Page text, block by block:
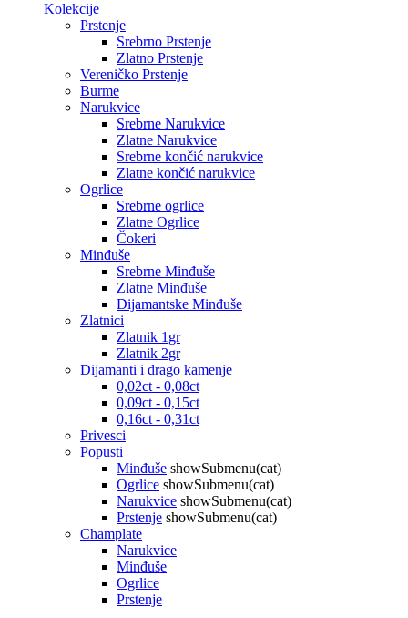
Kolekcije
Prstenje
Srebrno Prstenje
Zlatno Prstenje
Vereničko Prstenje
Burme
Narukvice
Srebrne Narukvice
Zlatne Narukvice
Srebrne končić narukvice
Zlatne končić narukvice
Ogrlice
Srebrne ogrlice
Zlatne Ogrlice
Čokeri
Minđuše
Srebrne Minđuše
Zlatne Minđuše
Dijamantske Minđuše
Zlatnici
Zlatnik 1gr
Zlatnik 2gr
Dijamanti i drago kamenje
0,02ct - 0,08ct
0,09ct - 0,15ct
0,16ct - 0,31ct
Privesci
Popusti
Minđuše showSubmenu(cat)
Ogrlice showSubmenu(cat)
Narukvice showSubmenu(cat)
Prstenje showSubmenu(cat)
Champlate
Narukvice
Minđuše
Ogrlice
Prstenje